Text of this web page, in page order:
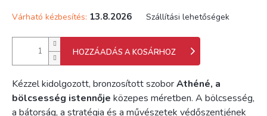
Várható kézbesítés: 13.8.2026 Szállítási lehetőségek
HOZZÁADÁS A KOSÁRHOZ
Kézzel kidolgozott, bronzosított szoborAthéné, a
bölcsesség istennője közepes méretben. A bölcsesség,
a bátorság, a stratégia és a művészetek védőszentjének